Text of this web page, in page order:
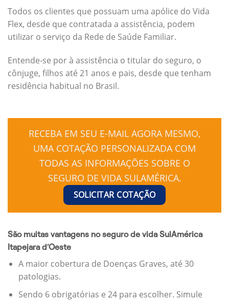
Todos os clientes que possuam uma apólice do Vida
Flex, desde que contratada a assistência, podem
utilizar o serviço da Rede de Saúde Familiar.
Entende-se por à assistência o titular do seguro, o
cônjuge, filhos até 21 anos e pais, desde que tenham
residência habitual no Brasil.
RECEBA EM SEU E-MAIL AGORA MESMO,
UMA COTAÇÃO PERSONALIZADA COM
TODAS AS INFORMAÇÕES SOBRE O
SEGURO DE VIDA SULAMÉRICA.
SOLICITAR COTAÇÃO
São muitas vantagens no seguro de vida SulAmérica
Itapejara d’Oeste
A maior cobertura de Doenças Graves, até 30
patologias.
Sendo 6 obrigatórias e 24 para escolher. Simule